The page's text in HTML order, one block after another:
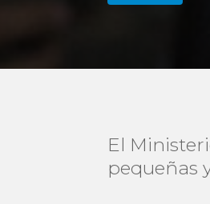
El
pequeñas